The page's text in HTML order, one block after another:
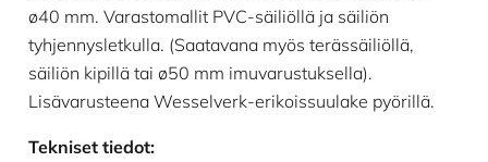
ø40 mm. Varastomallit PVC-säiliöllä ja säiliön
tyhjennysletkulla. (Saatavana myös terässäiliöllä,
säiliön kipillä tai ø50 mm imuvarustuksella).
Lisävarusteena Wesselverk-erikoissuulake pyörillä.
Tekniset tiedot: